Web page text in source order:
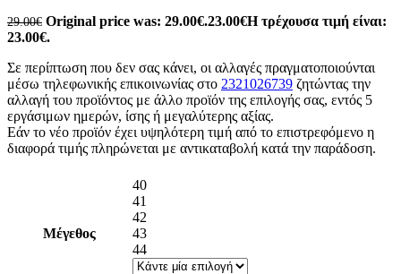
29.00€ Original price was: 29.00€.23.00€Η τρέχουσα τιμή είναι:
23.00€.
Σε περίπτωση που δεν σας κάνει, οι αλλαγές πραγματοποιούνται
μέσω τηλεφωνικής επικοινωνίας στο 2321026739 ζητώντας την
αλλαγή του προϊόντος με άλλο προϊόν της επιλογής σας, εντός 5
εργάσιμων ημερών, ίσης ή μεγαλύτερης αξίας.
Εάν το νέο προϊόν έχει υψηλότερη τιμή από το επιστρεφόμενο η
διαφορά τιμής πληρώνεται με αντικαταβολή κατά την παράδοση.
Μέγεθος
40
41
42
43
44